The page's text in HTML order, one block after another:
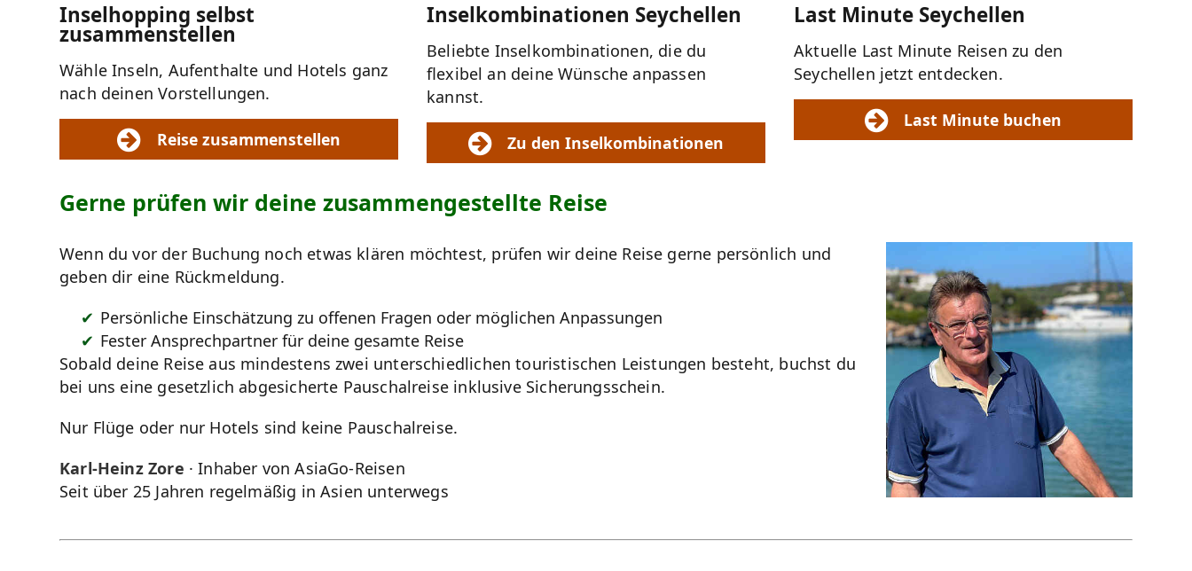
Inselhopping selbst
zusammenstellen
Wähle Inseln, Aufenthalte und Hotels ganz
nach deinen Vorstellungen.
Reise zusammenstellen
Inselkombinationen Seychellen
Beliebte Inselkombinationen, die du
flexibel an deine Wünsche anpassen
kannst.
Zu den Inselkombinationen
Last Minute Seychellen
Aktuelle Last Minute Reisen zu den
Seychellen jetzt entdecken.
Last Minute buchen
Gerne prüfen wir deine zusammengestellte Reise
Wenn du vor der Buchung noch etwas klären möchtest, prüfen wir deine Reise gerne persönlich und
geben dir eine Rückmeldung.
Persönliche Einschätzung zu offenen Fragen oder möglichen Anpassungen
Fester Ansprechpartner für deine gesamte Reise
Sobald deine Reise aus mindestens zwei unterschiedlichen touristischen Leistungen besteht, buchst du
bei uns eine gesetzlich abgesicherte Pauschalreise inklusive Sicherungsschein.
Nur Flüge oder nur Hotels sind keine Pauschalreise.
Karl-Heinz Zore · Inhaber von AsiaGo-Reisen
Seit über 25 Jahren regelmäßig in Asien unterwegs